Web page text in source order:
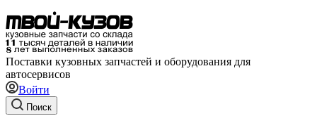
Поставки кузовных запчастей и оборудования для
автосервисов
Войти
Поиск